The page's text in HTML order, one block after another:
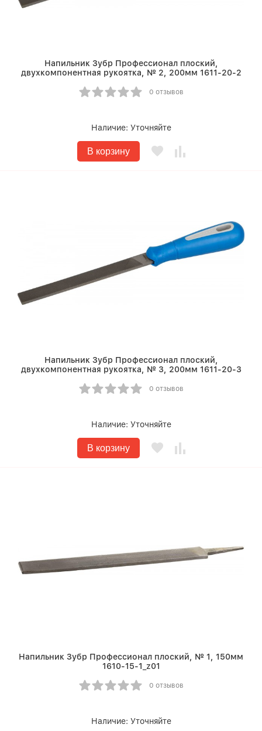
Напильник Зубр Профессионал плоский,
двухкомпонентная рукоятка, № 2, 200мм 1611-20-2
0 отзывов
Наличие: Уточняйте
В корзину
Напильник Зубр Профессионал плоский,
двухкомпонентная рукоятка, № 3, 200мм 1611-20-3
0 отзывов
Наличие: Уточняйте
В корзину
Напильник Зубр Профессионал плоский, № 1, 150мм
1610-15-1_z01
0 отзывов
Наличие: Уточняйте